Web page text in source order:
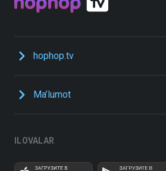
hophop.tv
Ma’lumot
ILOVALAR